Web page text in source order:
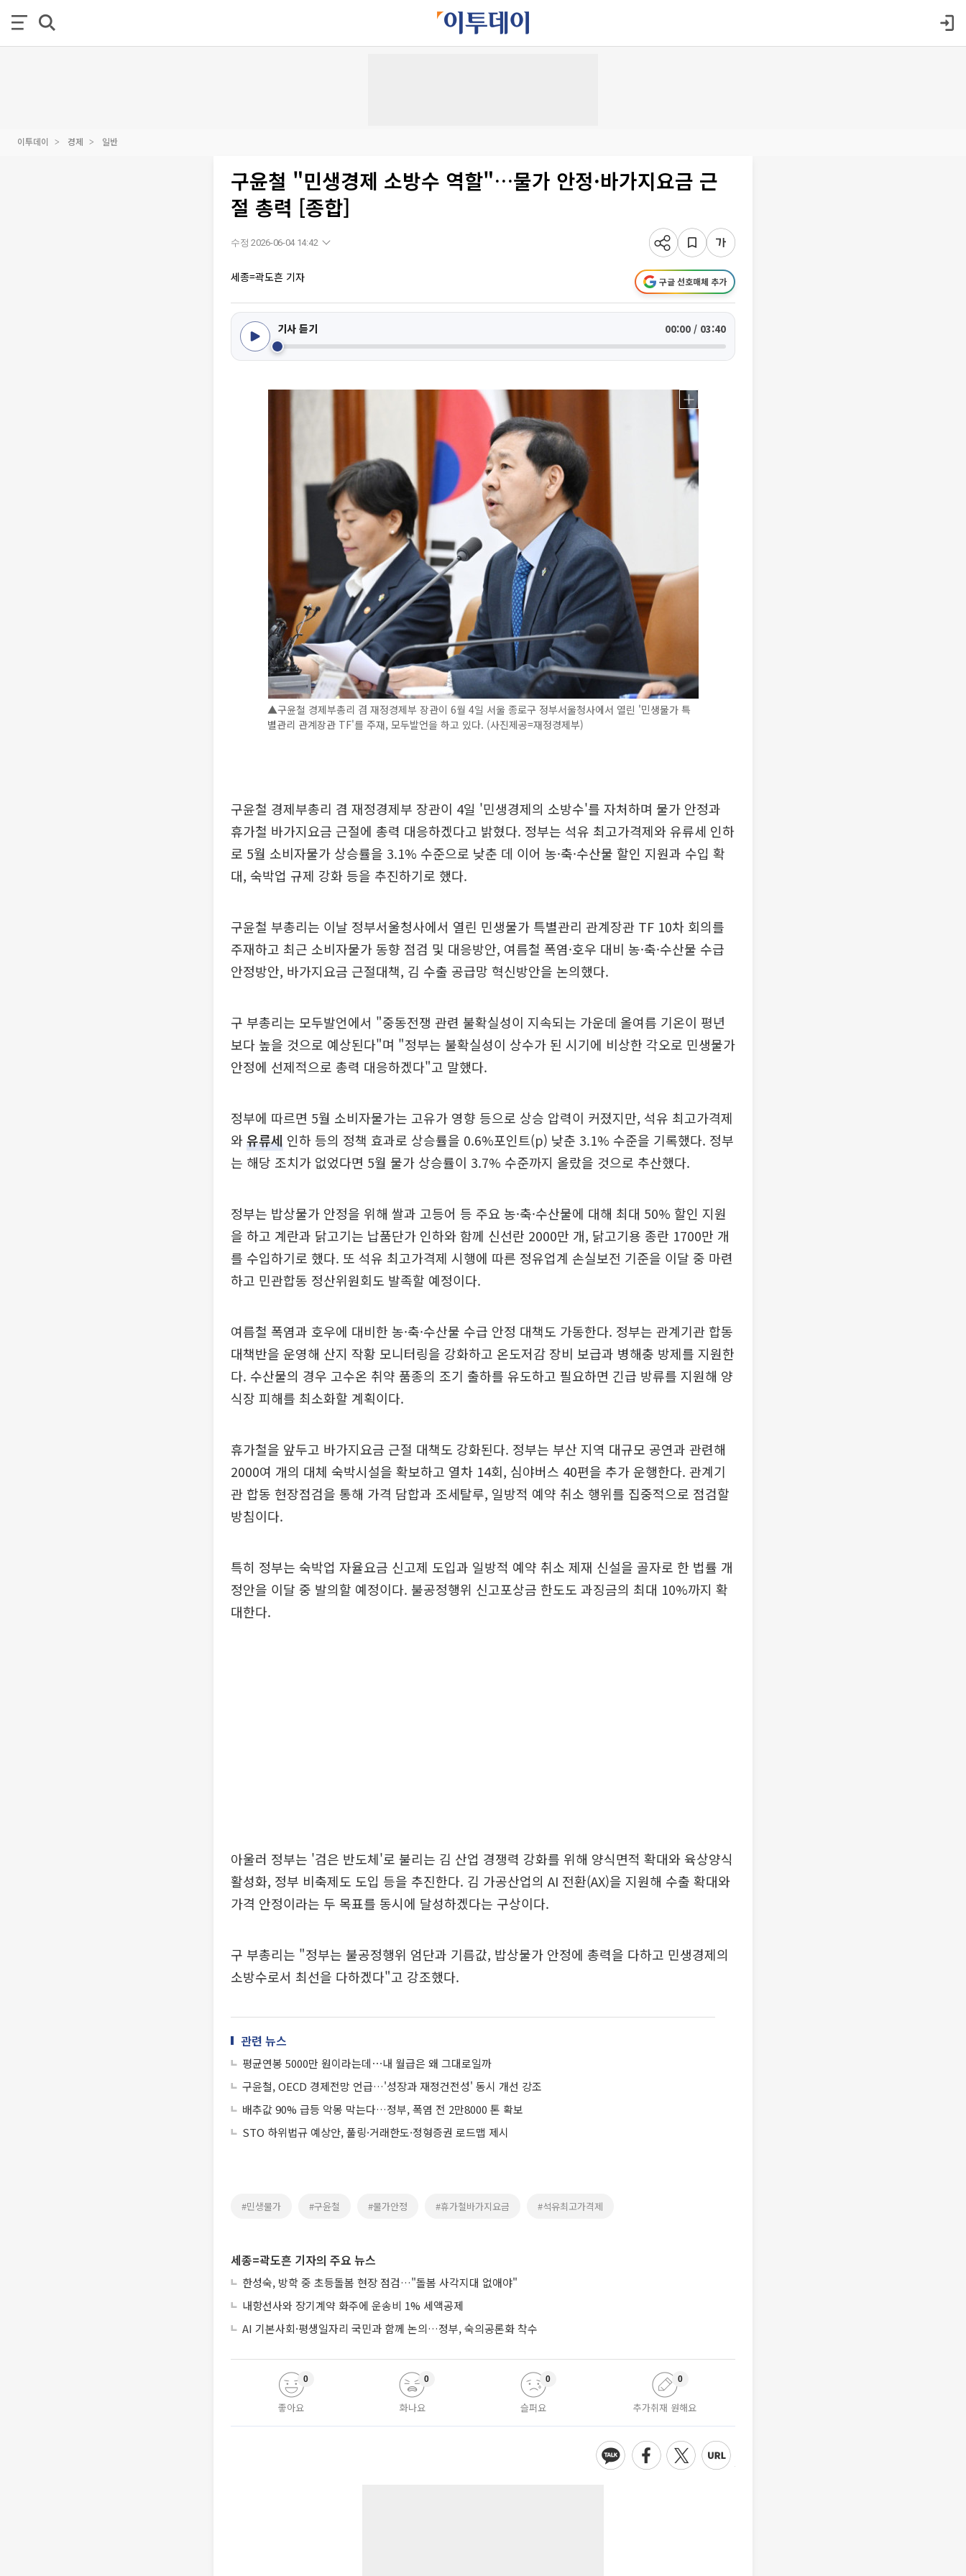
이투데이 경제 일반
구윤철 "민생경제 소방수 역할"…물가 안정·바가지요금 근
절 총력 [종합]
수정 2026-06-04 14:42
세종=곽도흔 기자 구글 선호매체 추가
기사 듣기 00:00 / 03:40
▲구윤철 경제부총리 겸 재정경제부 장관이 6월 4일 서울 종로구 정부서울청사에서 열린 '민생물가 특
별관리 관계장관 TF'를 주재, 모두발언을 하고 있다. (사진제공=재정경제부)
구윤철 경제부총리 겸 재정경제부 장관이 4일 '민생경제의 소방수'를 자처하며 물가 안정과
휴가철 바가지요금 근절에 총력 대응하겠다고 밝혔다. 정부는 석유 최고가격제와 유류세 인하
로 5월 소비자물가 상승률을 3.1% 수준으로 낮춘 데 이어 농·축·수산물 할인 지원과 수입 확
대, 숙박업 규제 강화 등을 추진하기로 했다.
구윤철 부총리는 이날 정부서울청사에서 열린 민생물가 특별관리 관계장관 TF 10차 회의를
주재하고 최근 소비자물가 동향 점검 및 대응방안, 여름철 폭염·호우 대비 농·축·수산물 수급
안정방안, 바가지요금 근절대책, 김 수출 공급망 혁신방안을 논의했다.
구 부총리는 모두발언에서 "중동전쟁 관련 불확실성이 지속되는 가운데 올여름 기온이 평년
보다 높을 것으로 예상된다"며 "정부는 불확실성이 상수가 된 시기에 비상한 각오로 민생물가
안정에 선제적으로 총력 대응하겠다"고 말했다.
정부에 따르면 5월 소비자물가는 고유가 영향 등으로 상승 압력이 커졌지만, 석유 최고가격제
와유류세 인하 등의 정책 효과로 상승률을 0.6%포인트(p) 낮춘 3.1% 수준을 기록했다. 정부
는 해당 조치가 없었다면 5월 물가 상승률이 3.7% 수준까지 올랐을 것으로 추산했다.
정부는 밥상물가 안정을 위해 쌀과 고등어 등 주요 농·축·수산물에 대해 최대 50% 할인 지원
을 하고 계란과 닭고기는 납품단가 인하와 함께 신선란 2000만 개, 닭고기용 종란 1700만 개
를 수입하기로 했다. 또 석유 최고가격제 시행에 따른 정유업계 손실보전 기준을 이달 중 마련
하고 민관합동 정산위원회도 발족할 예정이다.
여름철 폭염과 호우에 대비한 농·축·수산물 수급 안정 대책도 가동한다. 정부는 관계기관 합동
대책반을 운영해 산지 작황 모니터링을 강화하고 온도저감 장비 보급과 병해충 방제를 지원한
다. 수산물의 경우 고수온 취약 품종의 조기 출하를 유도하고 필요하면 긴급 방류를 지원해 양
식장 피해를 최소화할 계획이다.
휴가철을 앞두고 바가지요금 근절 대책도 강화된다. 정부는 부산 지역 대규모 공연과 관련해
2000여 개의 대체 숙박시설을 확보하고 열차 14회, 심야버스 40편을 추가 운행한다. 관계기
관 합동 현장점검을 통해 가격 담합과 조세탈루, 일방적 예약 취소 행위를 집중적으로 점검할
방침이다.
특히 정부는 숙박업 자율요금 신고제 도입과 일방적 예약 취소 제재 신설을 골자로 한 법률 개
정안을 이달 중 발의할 예정이다. 불공정행위 신고포상금 한도도 과징금의 최대 10%까지 확
대한다.
아울러 정부는 '검은 반도체'로 불리는 김 산업 경쟁력 강화를 위해 양식면적 확대와 육상양식
활성화, 정부 비축제도 도입 등을 추진한다. 김 가공산업의 AI 전환(AX)을 지원해 수출 확대와
가격 안정이라는 두 목표를 동시에 달성하겠다는 구상이다.
구 부총리는 "정부는 불공정행위 엄단과 기름값, 밥상물가 안정에 총력을 다하고 민생경제의
소방수로서 최선을 다하겠다"고 강조했다.
관련 뉴스
평균연봉 5000만 원이라는데⋯내 월급은 왜 그대로일까
구윤철, OECD 경제전망 언급…'성장과 재정건전성' 동시 개선 강조
배추값 90% 급등 악몽 막는다…정부, 폭염 전 2만8000 톤 확보
STO 하위법규 예상안, 풀링·거래한도·정형증권 로드맵 제시
#민생물가 #구윤철 #물가안정 #휴가철바가지요금 #석유최고가격제
세종=곽도흔 기자의 주요 뉴스
한성숙, 방학 중 초등돌봄 현장 점검…"돌봄 사각지대 없애야"
내항선사와 장기계약 화주에 운송비 1% 세액공제
AI 기본사회·평생일자리 국민과 함께 논의…정부, 숙의공론화 착수
좋아요
0
화나요
0
슬퍼요
0
추가취재 원해요
0